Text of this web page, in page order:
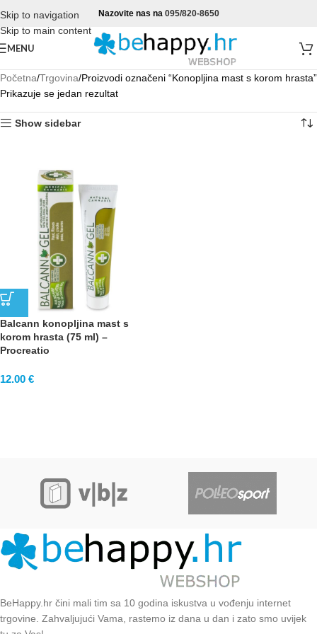
Skip to navigation
Skip to main content
Nazovite nas na 095/820-8650
MENU
Početna Trgovina Proizvodi označeni “Konopljina mast s korom hrasta”
Prikazuje se jedan rezultat
Show sidebar
Balcann konopljina mast s
korom hrasta (75 ml) –
Procreatio
12.00 €
BeHappy.hr čini mali tim sa 10 godina iskustva u vođenju internet
trgovine. Zahvaljujući Vama, rastemo iz dana u dan i zato smo uvijek